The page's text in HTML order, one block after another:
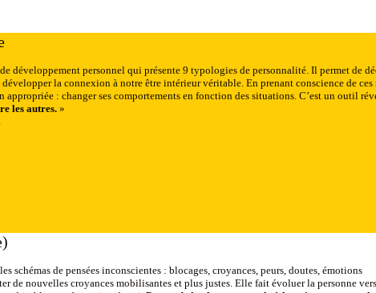
développement personnel qui présente 9 typologies de personnalité. Il permet de
développer la connexion à notre être intérieur véritable. En prenant conscience de
appropriée : changer ses comportements en fonction des situations. C’est un outil
les autres.»
schémas de pensées inconscientes : blocages, croyances, peurs, doutes, émotions
de nouvelles croyances mobilisantes et plus justes. Elle fait évoluer la personne vers